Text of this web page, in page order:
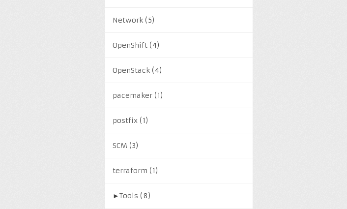
Network (5)
OpenShift (4)
OpenStack (4)
pacemaker (1)
postfix (1)
SCM (3)
terraform (1)
►Tools (8)